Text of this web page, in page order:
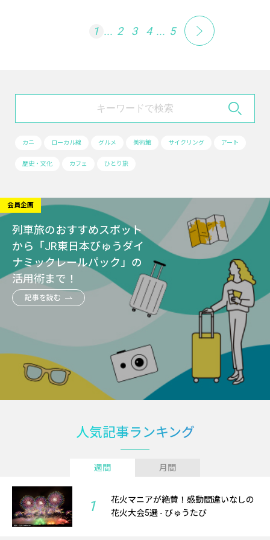
1 ... 2 3 4 ... 5
カニ ローカル線 グルメ 美術館 サイクリング アート
歴史・文化 カフェ ひとり旅
会員企画
列車旅のおすすめスポット
から「JR東日本びゅうダイ
ナミックレールパック」の
活用術まで！
記事を読む
人気記事ランキング
週間 月間
1
花火マニアが絶賛！感動間違いなしの
花火大会5選 - びゅうたび